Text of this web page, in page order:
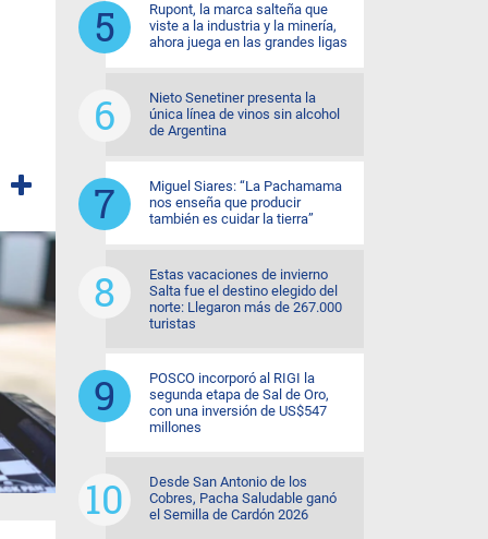
Rupont, la marca salteña que
viste a la industria y la minería,
ahora juega en las grandes ligas
Nieto Senetiner presenta la
única línea de vinos sin alcohol
de Argentina
Miguel Siares: “La Pachamama
nos enseña que producir
también es cuidar la tierra”
Estas vacaciones de invierno
Salta fue el destino elegido del
norte: Llegaron más de 267.000
turistas
POSCO incorporó al RIGI la
segunda etapa de Sal de Oro,
con una inversión de US$547
millones
Desde San Antonio de los
Cobres, Pacha Saludable ganó
el Semilla de Cardón 2026